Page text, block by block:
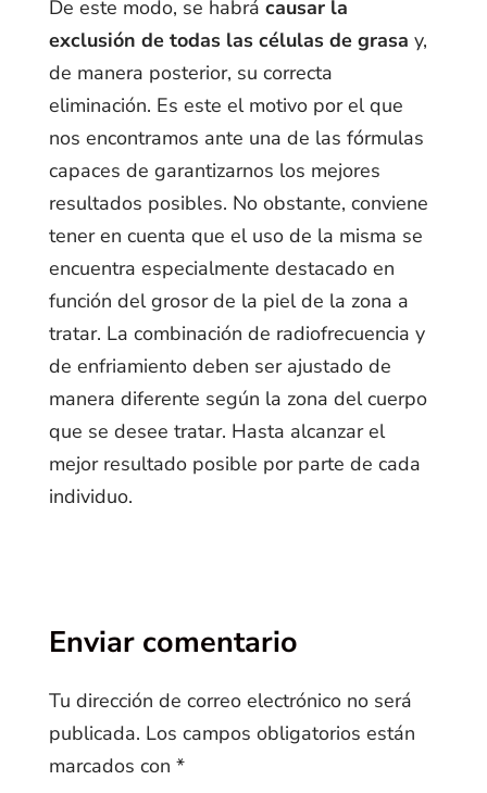
De este modo, se habrá causar la
exclusión de todas las células de grasa y,
de manera posterior, su correcta
eliminación. Es este el motivo por el que
nos encontramos ante una de las fórmulas
capaces de garantizarnos los mejores
resultados posibles. No obstante, conviene
tener en cuenta que el uso de la misma se
encuentra especialmente destacado en
función del grosor de la piel de la zona a
tratar. La combinación de radiofrecuencia y
de enfriamiento deben ser ajustado de
manera diferente según la zona del cuerpo
que se desee tratar. Hasta alcanzar el
mejor resultado posible por parte de cada
individuo.
Enviar comentario
Tu dirección de correo electrónico no será
publicada. Los campos obligatorios están
marcados con *